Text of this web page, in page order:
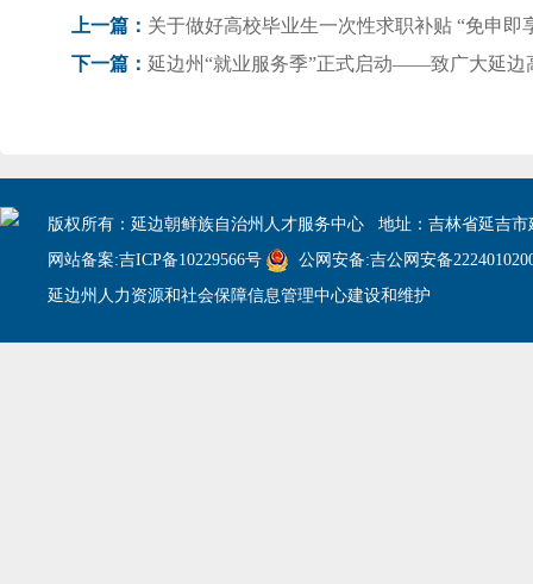
上一篇： 关于做好高校毕业生一次性求职补贴 “免申即
下一篇： 延边州“就业服务季”正式启动——致广大延边
版权所有：延边朝鲜族自治州人才服务中心 地址：吉林省延吉市
网站备案:吉ICP备10229566号
公网安备:吉公网安备
延边州人力资源和社会保障信息管理中心建设和维护